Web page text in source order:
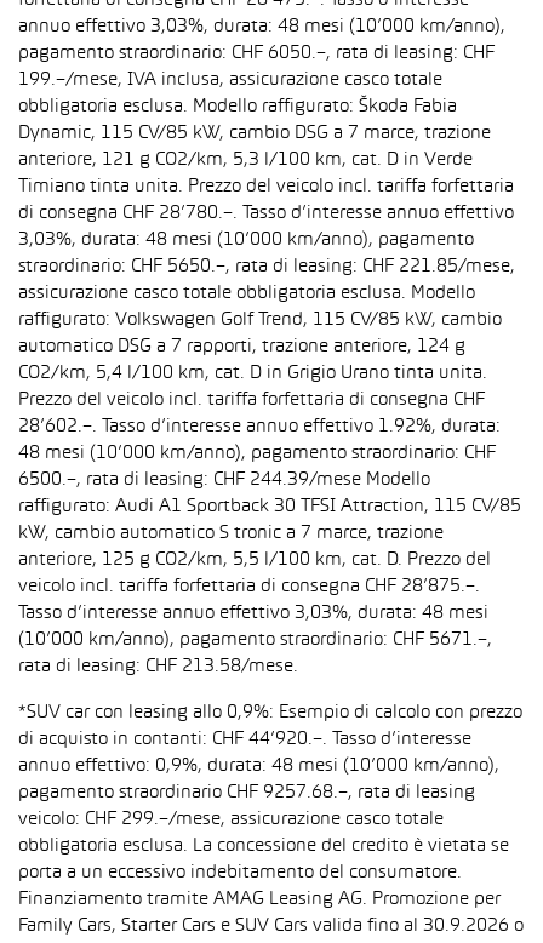
annuo effettivo 3,03%, durata: 48 mesi (10’000 km/anno),
pagamento straordinario: CHF 6050.–, rata di leasing: CHF
199.–/mese, IVA inclusa, assicurazione casco totale
obbligatoria esclusa. Modello raffigurato: Škoda Fabia
Dynamic, 115 CV/85 kW, cambio DSG a 7 marce, trazione
anteriore, 121 g CO2/km, 5,3 l/100 km, cat. D in Verde
Timiano tinta unita. Prezzo del veicolo incl. tariffa forfettaria
di consegna CHF 28’780.–. Tasso d’interesse annuo effettivo
3,03%, durata: 48 mesi (10’000 km/anno), pagamento
straordinario: CHF 5650.–, rata di leasing: CHF 221.85/mese,
assicurazione casco totale obbligatoria esclusa. Modello
raffigurato: Volkswagen Golf Trend, 115 CV/85 kW, cambio
automatico DSG a 7 rapporti, trazione anteriore, 124 g
CO2/km, 5,4 l/100 km, cat. D in Grigio Urano tinta unita.
Prezzo del veicolo incl. tariffa forfettaria di consegna CHF
28’602.–. Tasso d’interesse annuo effettivo 1.92%, durata:
48 mesi (10’000 km/anno), pagamento straordinario: CHF
6500.–, rata di leasing: CHF 244.39/mese Modello
raffigurato: Audi A1 Sportback 30 TFSI Attraction, 115 CV/85
kW, cambio automatico S tronic a 7 marce, trazione
anteriore, 125 g CO2/km, 5,5 l/100 km, cat. D. Prezzo del
veicolo incl. tariffa forfettaria di consegna CHF 28’875.–.
Tasso d’interesse annuo effettivo 3,03%, durata: 48 mesi
(10’000 km/anno), pagamento straordinario: CHF 5671.–,
rata di leasing: CHF 213.58/mese.
*SUV car con leasing allo 0,9%: Esempio di calcolo con prezzo
di acquisto in contanti: CHF 44’920.–. Tasso d’interesse
annuo effettivo: 0,9%, durata: 48 mesi (10’000 km/anno),
pagamento straordinario CHF 9257.68.–, rata di leasing
veicolo: CHF 299.–/mese, assicurazione casco totale
obbligatoria esclusa. La concessione del credito è vietata se
porta a un eccessivo indebitamento del consumatore.
Finanziamento tramite AMAG Leasing AG. Promozione per
Family Cars, Starter Cars e SUV Cars valida fino al 30.9.2026 o